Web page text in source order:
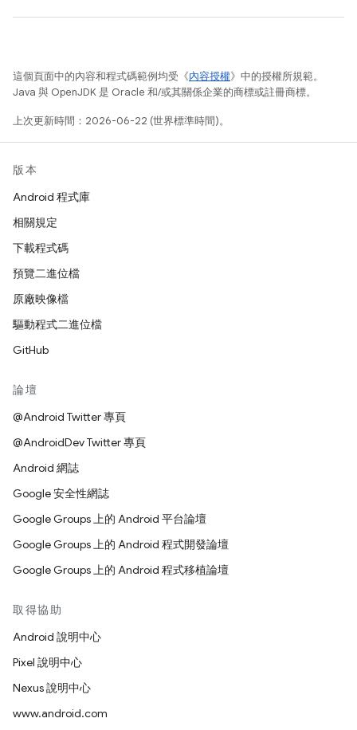
這個頁面中的內容和程式碼範例均受《內容授權》中的授權所規範。
Java 與 OpenJDK 是 Oracle 和/或其關係企業的商標或註冊商標。
上次更新時間：2026-06-22 (世界標準時間)。
版本
Android 程式庫
相關規定
下載程式碼
預覽二進位檔
原廠映像檔
驅動程式二進位檔
GitHub
論壇
@Android Twitter 專頁
@AndroidDev Twitter 專頁
Android 網誌
Google 安全性網誌
Google Groups 上的 Android 平台論壇
Google Groups 上的 Android 程式開發論壇
Google Groups 上的 Android 程式移植論壇
取得協助
Android 說明中心
Pixel 說明中心
Nexus 說明中心
www.android.com